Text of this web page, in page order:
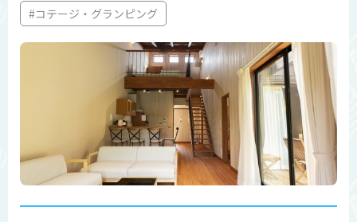
#コテージ・グランピング